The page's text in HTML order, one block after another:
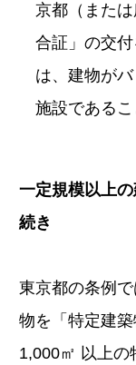
京都（また
合証」の交
は、建物が
施設であるこ
一定規模以上
続き
東京都の条例
物を「特定建
1,000㎡ 以上の